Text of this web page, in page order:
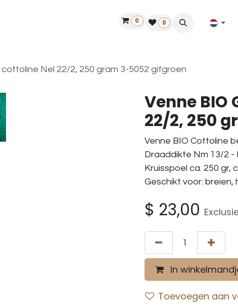
Vind een dealer
0 0
cottoline Nel 22/2, 250 gram 3-5052 gifgroen
Venne BIO
22/2, 250
Venne BIO Cottoline
Draaddikte Nm 13/2 -
Kruisspoel ca. 250 gr,
Geschikt voor: breien,
$ 23,00
In
Toevoegen aan